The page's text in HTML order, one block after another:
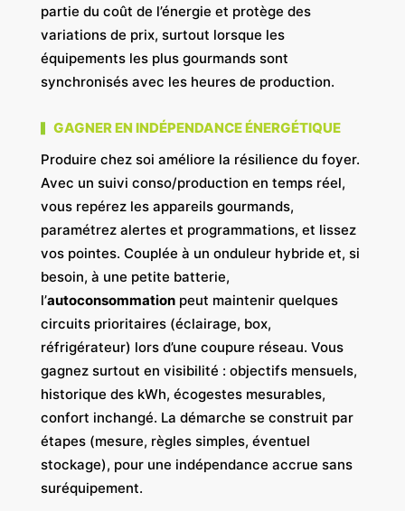
partie du coût de l’énergie et protège des
variations de prix, surtout lorsque les
équipements les plus gourmands sont
synchronisés avec les heures de production.
GAGNER EN INDÉPENDANCE ÉNERGÉTIQUE
Produire chez soi améliore la résilience du foyer.
Avec un suivi conso/production en temps réel,
vous repérez les appareils gourmands,
paramétrez alertes et programmations, et lissez
vos pointes. Couplée à un onduleur hybride et, si
besoin, à une petite batterie,
l’autoconsommationpeut maintenir quelques
circuits prioritaires (éclairage, box,
réfrigérateur) lors d’une coupure réseau. Vous
gagnez surtout en visibilité : objectifs mensuels,
historique des kWh, écogestes mesurables,
confort inchangé. La démarche se construit par
étapes (mesure, règles simples, éventuel
stockage), pour une indépendance accrue sans
suréquipement.